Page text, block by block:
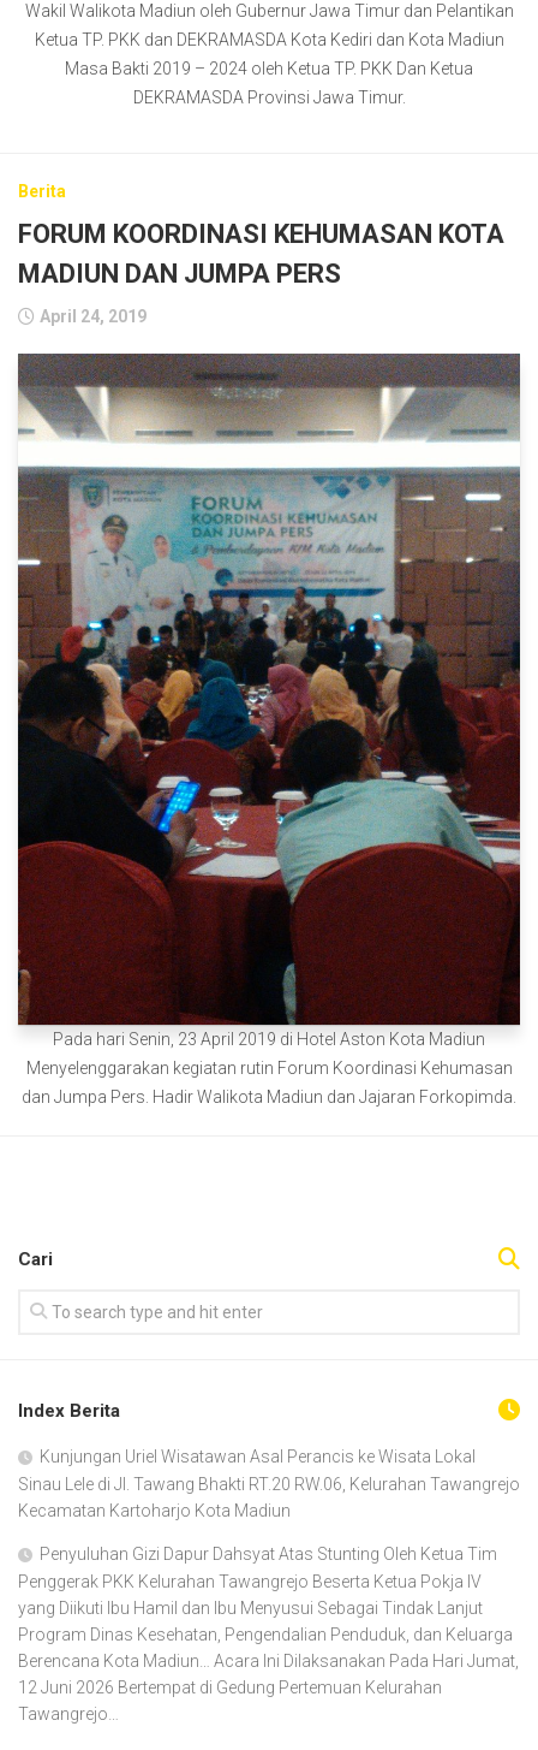
Wakil Walikota Madiun oleh Gubernur Jawa Timur dan Pelantikan
Ketua TP. PKK dan DEKRAMASDA Kota Kediri dan Kota Madiun
Masa Bakti 2019 – 2024 oleh Ketua TP. PKK Dan Ketua
DEKRAMASDA Provinsi Jawa Timur.
Berita
FORUM KOORDINASI KEHUMASAN KOTA
MADIUN DAN JUMPA PERS
April 24, 2019
Pada hari Senin, 23 April 2019 di Hotel Aston Kota Madiun
Menyelenggarakan kegiatan rutin Forum Koordinasi Kehumasan
dan Jumpa Pers. Hadir Walikota Madiun dan Jajaran Forkopimda.
Cari
Index Berita
Kunjungan Uriel Wisatawan Asal Perancis ke Wisata Lokal
Sinau Lele di Jl. Tawang Bhakti RT.20 RW.06, Kelurahan Tawangrejo
Kecamatan Kartoharjo Kota Madiun
Penyuluhan Gizi Dapur Dahsyat Atas Stunting Oleh Ketua Tim
Penggerak PKK Kelurahan Tawangrejo Beserta Ketua Pokja IV
yang Diikuti Ibu Hamil dan Ibu Menyusui Sebagai Tindak Lanjut
Program Dinas Kesehatan, Pengendalian Penduduk, dan Keluarga
Berencana Kota Madiun… Acara Ini Dilaksanakan Pada Hari Jumat,
12 Juni 2026 Bertempat di Gedung Pertemuan Kelurahan
Tawangrejo…